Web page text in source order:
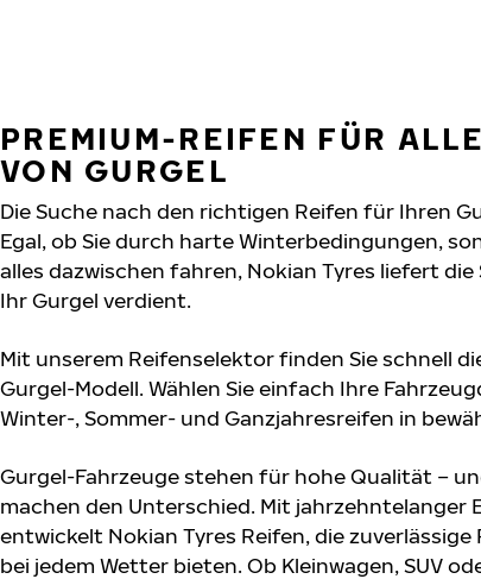
PREMIUM-REIFEN FÜR
VON GURGEL
Die Suche nach den richtigen Reifen für Ihren
Egal, ob Sie durch harte Winterbedingungen,
alles dazwischen fahren, Nokian Tyres liefert
Ihr Gurgel verdient.
Mit unserem Reifenselektor finden Sie schnell
Gurgel-Modell. Wählen Sie einfach Ihre
Winter-, Sommer- und Ganzjahresreifen in
Gurgel-Fahrzeuge stehen für hohe Qualität –
machen den Unterschied. Mit jahrzehntelanger
entwickelt Nokian Tyres Reifen, die
bei jedem Wetter bieten. Ob Kleinwagen, SUV